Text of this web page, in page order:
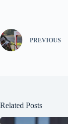
PREVIOUS
Related Posts